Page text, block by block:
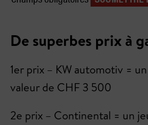
De superbes prix à
1er prix – KW automotiv =
valeur de CHF 3 500
2e prix – Continental = un